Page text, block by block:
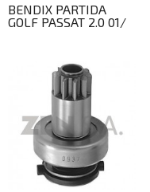
BENDIX PARTIDA
GOLF PASSAT 2.0 01/